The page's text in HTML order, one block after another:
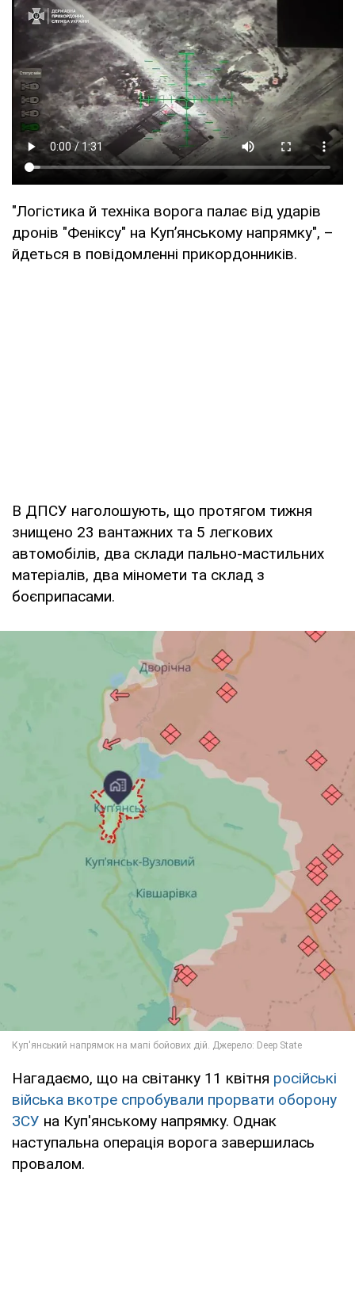
"Логістика й техніка ворога палає від ударів
дронів "Феніксу" на Куп’янському напрямку", –
йдеться в повідомленні прикордонників.
В ДПСУ наголошують, що протягом тижня
знищено 23 вантажних та 5 легкових
автомобілів, два склади пально-мастильних
матеріалів, два міномети та склад з
боєприпасами.
Нагадаємо, що на світанку 11 квітня російські
війська вкотре спробували прорвати оборону
ЗСУ на Куп'янському напрямку. Однак
наступальна операція ворога завершилась
провалом.